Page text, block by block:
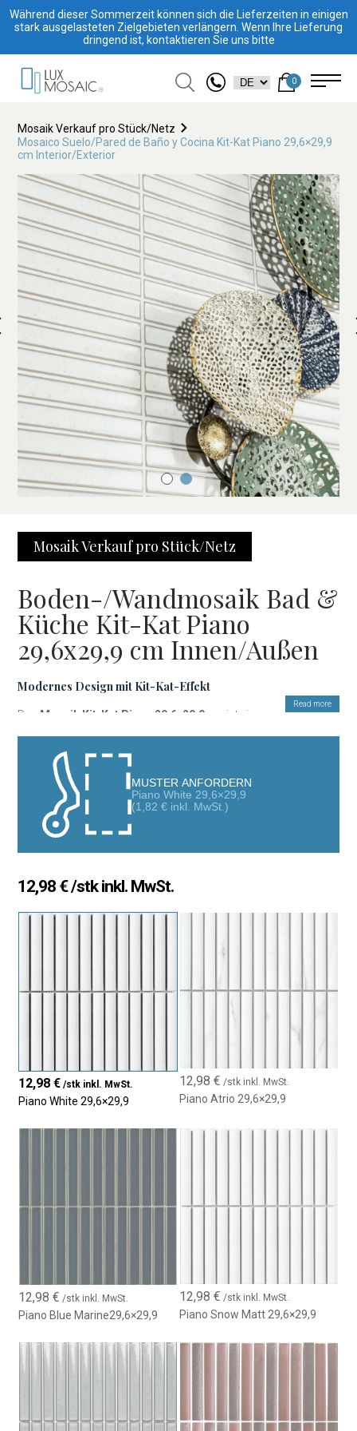
Während dieser Sommerzeit können sich die Lieferzeiten in einigen
stark ausgelasteten Zielgebieten verlängern. Wenn Ihre Lieferung
dringend ist, kontaktieren Sie uns bitte
0
Mosaik Verkauf pro Stück/Netz
Mosaico Suelo/Pared de Baño y Cocina Kit-Kat Piano 29,6×29,9
cm Interior/Exterior
Mosaik Verkauf pro Stück/Netz
Boden-/Wandmosaik Bad &
Küche Kit-Kat Piano
29,6x29,9 cm Innen/Außen
Modernes Design mit Kit-Kat-Effekt
Das Mosaik Kit-Kat Piano 29,6×29,9 cm
ist eine elegante und
Feinsteinzeug. Sein Kit-Kat-Format verleiht Dynamik, Helligkeit
und visuelle Tiefe und wertet jeden Raum mit einem modernen,
anspruchsvollen Stil auf.
Ideal für Böden und Wände in Bädern und Küchen
Böden in Küchen und Badezimmern. Die pflegeleichte Oberfläche
sorgt für einfache Reinigung und eine zeitgemäße Optik, ideal für
moderne Innenarchitekturprojekte.
Vorteile des Mosaik Kit-Kat Piano 29,6×29,9 cm
Kit-Kat-Design für Bewegung, Licht und Charakter.
Pflegeleicht und einfach zu reinigen.
Geeignet für Wände und Böden im Innen- und Außenbereich.
Zeitgenössischer Stil mit starkem ästhetischem Effekt.
Technische Daten
Mosaikmaß:29,6×29,9 cm
Anwendungen:Boden und Wand, innen und außen
für alle, die eine widerstandsfähige Verkleidung mit modernem
Design suchen, das jeden Raum aufwertet.
Read more
MUSTER ANFORDERN
Piano White 29,6×29,9
(1,82 € inkl. MwSt.)
12,98 €/stk inkl. MwSt.
12,98€ /stk inkl. MwSt.
Piano White 29,6×29,9
12,98 € /stk inkl. MwSt.
Piano Atrio 29,6×29,9
12,98€ /stk inkl. MwSt.
Piano Blue Marine29,6×29,9
12,98 € /stk inkl. MwSt.
Piano Snow Matt 29,6×29,9